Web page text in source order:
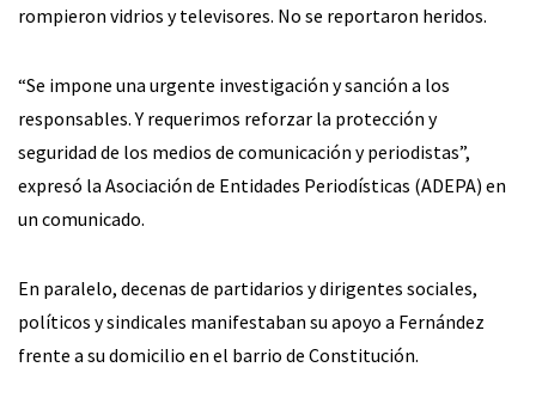
rompieron vidrios y televisores. No se reportaron heridos.
“Se impone una urgente investigación y sanción a los
responsables. Y requerimos reforzar la protección y
seguridad de los medios de comunicación y periodistas”,
expresó la Asociación de Entidades Periodísticas (ADEPA) en
un comunicado.
En paralelo, decenas de partidarios y dirigentes sociales,
políticos y sindicales manifestaban su apoyo a Fernández
frente a su domicilio en el barrio de Constitución.